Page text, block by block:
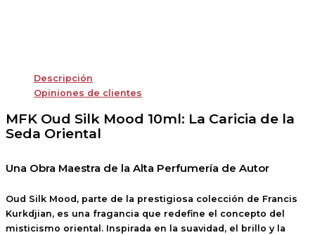
Descripción
Opiniones de clientes
MFK Oud Silk Mood 10ml: La Caricia de la
Seda Oriental
Una Obra Maestra de la Alta Perfumería de Autor
Oud Silk Mood , parte de la prestigiosa colección de Francis
Kurkdjian, es una fragancia que redefine el concepto del
misticismo oriental. Inspirada en la suavidad, el brillo y la